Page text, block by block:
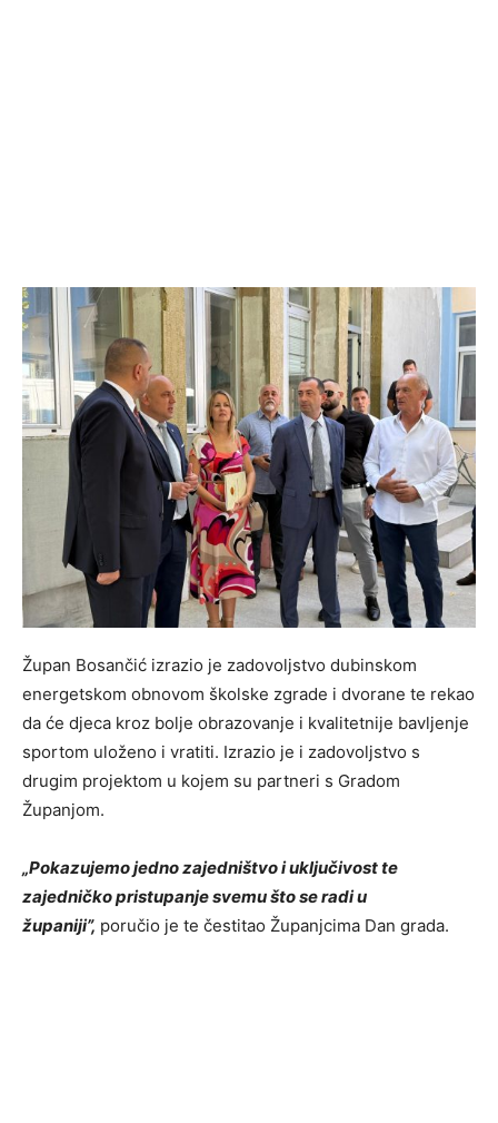
Župan Bosančić izrazio je zadovoljstvo dubinskom
energetskom obnovom školske zgrade i dvorane te rekao
da će djeca kroz bolje obrazovanje i kvalitetnije bavljenje
sportom uloženo i vratiti. Izrazio je i zadovoljstvo s
drugim projektom u kojem su partneri s Gradom
Županjom.
„Pokazujemo jedno zajedništvo i uključivost te
zajedničko pristupanje svemu što se radi u
županiji”, poručio je te čestitao Županjcima Dan grada.